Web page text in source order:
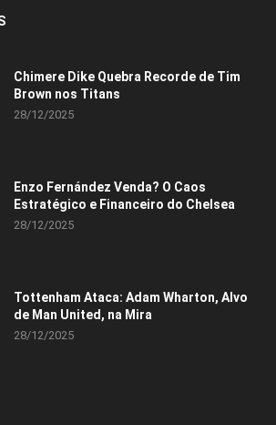
Chimere Dike Quebra Recorde de Tim
Brown nos Titans
28/12/2025
Enzo Fernández Venda? O Caos
Estratégico e Financeiro do Chelsea
28/12/2025
Tottenham Ataca: Adam Wharton, Alvo
de Man United, na Mira
28/12/2025